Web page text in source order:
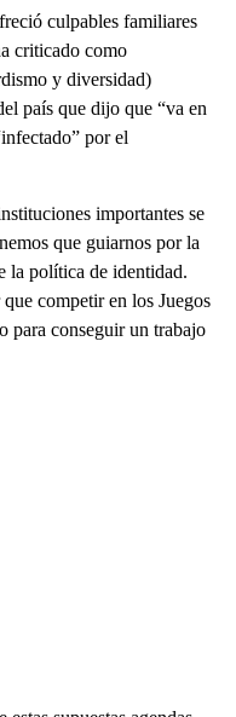
culpables familiares
criticado como
y diversidad)
país que dijo que “va en
por el
importantes se
que guiarnos por la
la política de identidad.
competir en los Juegos
para conseguir un trabajo